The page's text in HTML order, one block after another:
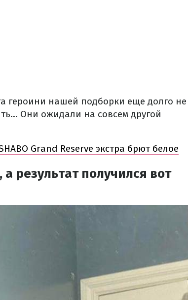
героини нашей подборки еще долго не
Они ожидали на совсем другой
Grand Reserve экстра брют белое
результат получился вот